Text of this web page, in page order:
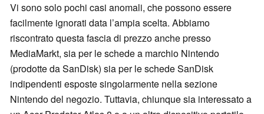
Vi sono solo pochi casi anomali, che possono essere
facilmente ignorati data l’ampia scelta. Abbiamo
riscontrato questa fascia di prezzo anche presso
MediaMarkt, sia per le schede a marchio Nintendo
(prodotte da SanDisk) sia per le schede SanDisk
indipendenti esposte singolarmente nella sezione
Nintendo del negozio. Tuttavia, chiunque sia interessato a